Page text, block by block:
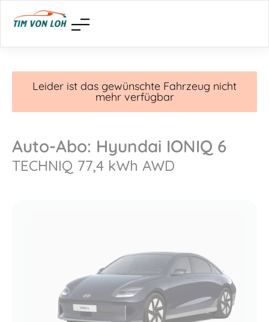
Leider ist das gewünschte Fahrzeug nicht
mehr verfügbar
Auto-Abo: Hyundai IONIQ 6
TECHNIQ 77,4 kWh AWD